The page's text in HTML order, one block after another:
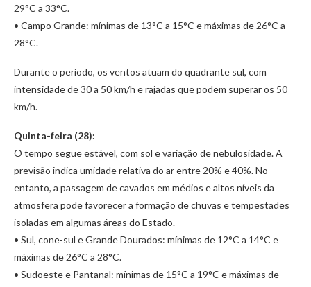
29°C a 33°C.
• Campo Grande: mínimas de 13°C a 15°C e máximas de 26°C a
28°C.
Durante o período, os ventos atuam do quadrante sul, com
intensidade de 30 a 50 km/h e rajadas que podem superar os 50
km/h.
Quinta-feira (28):
O tempo segue estável, com sol e variação de nebulosidade. A
previsão indica umidade relativa do ar entre 20% e 40%. No
entanto, a passagem de cavados em médios e altos níveis da
atmosfera pode favorecer a formação de chuvas e tempestades
isoladas em algumas áreas do Estado.
• Sul, cone-sul e Grande Dourados: mínimas de 12°C a 14°C e
máximas de 26°C a 28°C.
• Sudoeste e Pantanal: mínimas de 15°C a 19°C e máximas de